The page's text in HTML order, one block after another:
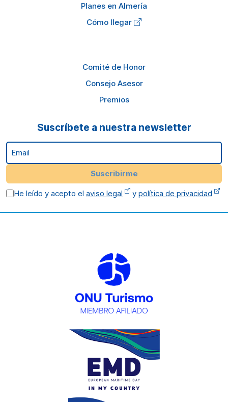
Planes en Almería
Cómo llegar
Comité de Honor
Consejo Asesor
Premios
Suscríbete a nuestra newsletter
Email
Suscribirme
He leído y acepto elaviso legal ypolítica de privacidad